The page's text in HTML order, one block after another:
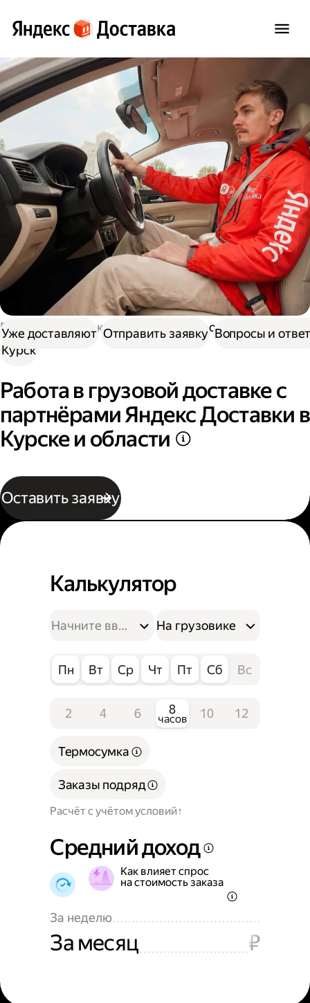
Работа в Доставке
Работа в грузовой доставке
Курск
Работа в грузовой доставке с
партнёрами Яндекс Доставки в
Курске и области
Оставить заявку
Уже доставляют Отправить заявку Вопросы и
Калькулятор
На грузовике
Пн Вт Ср Чт Пт Сб Вс
2 4 6 8
часов 10 12
Расчёт с учётом условий
Термосумка
Заказы подряд
Средний доход
Как влияет спрос
на стоимость заказа
За неделю
За месяц ₽